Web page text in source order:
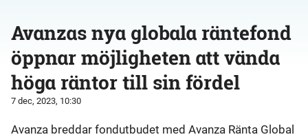
Avanzas nya globala räntefond
öppnar möjligheten att vända
höga räntor till sin fördel
7 dec, 2023, 10:30
Avanza breddar fondutbudet med Avanza Ränta Global